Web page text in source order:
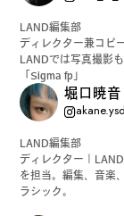
LAND編集部
ディレクター兼コピ
LANDでは写真撮影
「Sigma fp」
堀口暁音
akane.ysd
LAND編集部
ディレクター｜
を担当。編集、音楽
ラシック。